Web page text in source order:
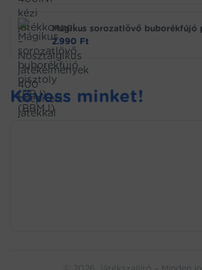
Mágikus sorozatlövő buborékfújó
2.990 Ft
Kövess minket!